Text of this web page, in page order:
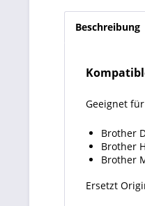
Beschreibung
Geeignet
Brother
Brother
Brother
Ersetzt